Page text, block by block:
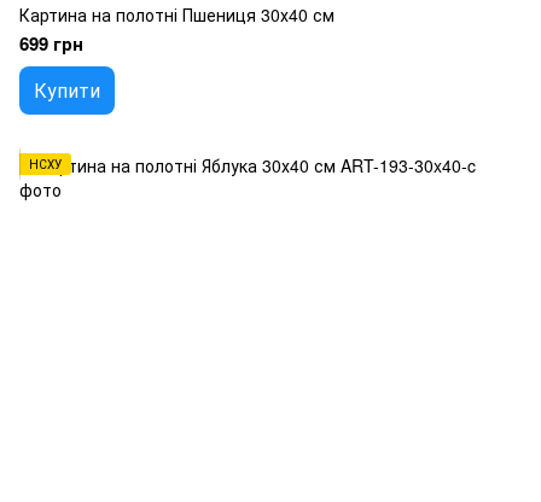
Картина на полотні Пшениця 30х40 см
699 грн
Купити
НСХУ